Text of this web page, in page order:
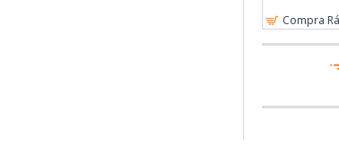
Compra